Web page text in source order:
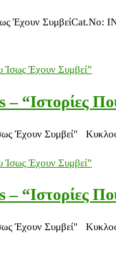
Έχουν
“Ιστορίες
Έχουν Συμβεί"
“Ιστορίες
Έχουν Συμβεί"